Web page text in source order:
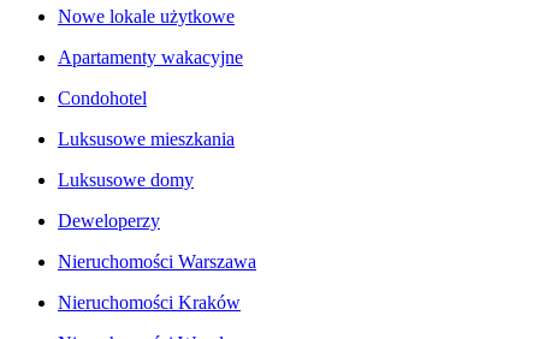
Nowe lokale użytkowe
Apartamenty wakacyjne
Condohotel
Luksusowe mieszkania
Luksusowe domy
Deweloperzy
Nieruchomości Warszawa
Nieruchomości Kraków